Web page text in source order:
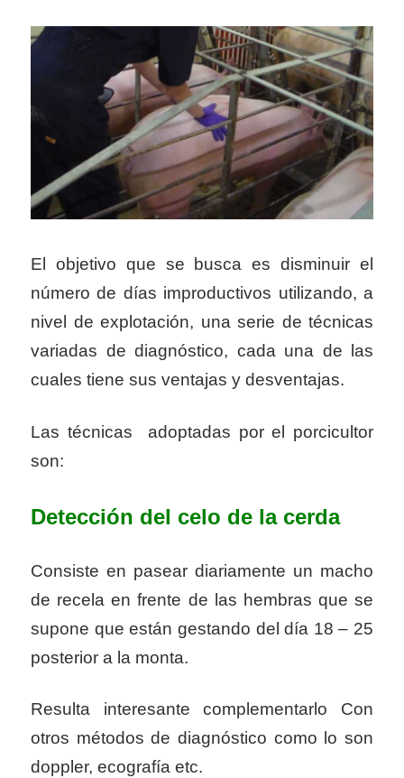
El objetivo que se busca es disminuir el
número de días improductivos utilizando, a
nivel de explotación, una serie de técnicas
variadas de diagnóstico, cada una de las
cuales tiene sus ventajas y desventajas.
Las técnicas adoptadas por el porcicultor
son:
Detección del celo de la cerda
Consiste en pasear diariamente un macho
de recela en frente de las hembras que se
supone que están gestando del día 18 – 25
posterior a la monta.
Resulta interesante complementarlo Con
otros métodos de diagnóstico como lo son
doppler, ecografía etc.